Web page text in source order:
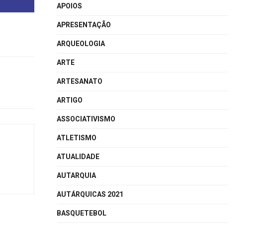
APOIOS
APRESENTAÇÃO
ARQUEOLOGIA
ARTE
ARTESANATO
ARTIGO
ASSOCIATIVISMO
ATLETISMO
ATUALIDADE
AUTARQUIA
AUTÁRQUICAS 2021
BASQUETEBOL